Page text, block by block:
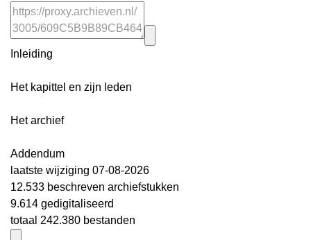
Inleiding
Het kapittel en zijn leden
Het archief
Addendum
laatste wijziging 07-08-2026
12.533 beschreven archiefstukken
9.614 gedigitaliseerd
totaal 242.380 bestanden